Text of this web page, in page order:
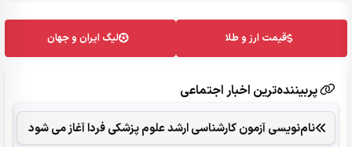
قیمت ارز و طلا لیگ ایران و جهان
پربیننده‌ترین اخبار اجتماعی
نام‌نویسی آزمون کارشناسی ارشد علوم پزشکی فردا آغاز می شود